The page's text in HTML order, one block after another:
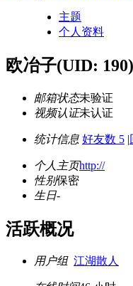
主题
个人资料
欧冶子(UID: 190)
邮箱状态未验证
视频认证未认证
统计信息 好友数 5 |
个人主页http://
性别保密
生日-
活跃概况
用户组 江湖散人